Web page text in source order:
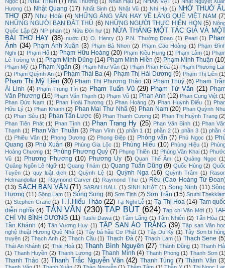
Ngọc (1) nhà Thương (1) Nhân Hậu (2) NHÂN VẬT (1) Nhật Nguyệt
Hương (1) Nhật Quang (17) Nhất Sinh (1) Nhật Vũ (1) Nhi Hạ (1) NHỚ THUỞ
THƠ (37) Như Hoài (4) NHỮNG ÁNG VĂN HAY VỀ LÀNG QUÊ VIỆT NAM
NHỮNG NGƯỜI BẠN ĐÂT THỦ (6) NHỮNG NGƯỜI THỰC HIỆN HQN (5)
Quốc Lập (2) NP phan (1) Nửa Đời hư (1) NỬA THÁNG MỘT TÁC GIẢ VÀ
BÀI THƠ HAY (38) nước (1) O. Henry (1) P.N. Thường Đoan (1) Pearl (1)
Ánh (34) Phạm Anh Xuân (3) Phạm Bá Nhơn (2) Phạm Cao Hoàng (1) Phạm
Nghi (1) Phạm Hổ (1) Phạm Hữu Hoàng (20) Phạm Kiều Hưng (1) Phạm Lâm (1)
Lê Tường Vi (1) Phạm Minh Dũng (14) Phạm Minh Hiền (9) Phạm Minh Thuận
Phạm Mỹ (1) Phạm Ngân (3) Phạm Như Vân (1) Phạm Phan Hòa (1) Phạm Phương
(1) Phạm Quỳnh An (1) Phạm Thái Ba (4) Phạm Thị Hải Dương (9) Phạm Thị Liên
Phạm Thị Mỹ Liên (30) Phạm Thị Phương Thảo (3) Phạm Thuý (6) Phạm
Ái Linh (4) Phạm Trung Tín (2) Phạm Tuấn Vũ (29) Phạm Tử Văn (21)
Văn Phương (16) Phạm Văn Thạnh (1) Phạm Vũ (1) Phan Anh (12) Phan Cung Việt
Phan Đức Nam (1) Phan Hoài Thương (1) Phan Hoàng (2) Phan Huỳnh Điểu (1)
Hữu Lý (1) Phan Khanh (2) Phan Mai Thư Nhã (6) Phan Nam (20) Phan Quỳnh
(1) Phan Sửu (1) Phan Tấn Lược (6) Phan Thanh Cương (2) Phan Thị Huỳnh Trang
Phan Tiên Phát (1) Phan Tình (1) Phan Trang Hy (25) Phan Văn Bình (1) Phan
Thạnh (1) Phan Văn Thuần (3) Phan Vĩnh (1) phần 1 (1) phần 2 (1) phần 3 (1) phần
(1) Phiêu Vân (1) Phong Dương (2) Phong Điệp (1) Phỏng vấn (7) Phú Ngọc (1)
Quang (3) Phú Xuân (8) Phùng Gia Lộc (1) Phùng Hiếu (10) Phùng Hiệu (1)
Hoàng Chương (1) Phùng Phương Quý (7) Phụng Thiên (1) Phùng Văn Khai (1)
Vũ (1) Phương Phương (10) Phương Uy (5) Quan Thế Âm (1) Quảng Ngọc
Quảng Ngôn Lê Ngữ (1) Quang Thám (1) Quang Tuấn Dũng (9) Quốc Hùng (2)
Tuyên (1) quy luật dịch (1) Quỳnh Lệ (1) Quỳnh Nga (16) Quỳnh Trâm (1)
Helmandollar (1) Raymond Carver (1) Raymond Thư (1) Rêu (Cao Hoàng Từ
(13) SÁCH BẠN VĂN (71) SARAH HALL (1) SINH NHẬT (1) Song Ninh (11)
Hương (11) Sông Lam (1) Sông Song (8) Sơn Tịnh (2) Sơn Trần (15) Sruthi
(1) Stephen Crane (1) T.T.Hiếu Thảo (22) Tạ Nghi Lễ (1) Tạ Thị Hoa (14) Tam
diễn nghĩa (4) TẢN VĂN (230) TẠP BÚT (624) Tạp chí Văn Mới (1)
CHÍ VN BÌNH DƯƠNG (11) Tashi Dawa (1) Tâm Lãng (1) Tâm Nhiên (2) Tấn Hòa
Tần Khánh (4) Tân Vương Huy (1) TẬP SAN ÁO TRẮNG (39) Tập san Văn
nghệ thuật Hương Quê Nhà (1) Tây bá hầu Cơ Phát (1) Tây Du Ký (1) Tây Sơn bi
truyện (2) Thạch Anh (2) Thạch Cầu (1) Thạch Đà (7) Thạch Lam (1) Thạch Sene
Thái An Khánh (2) Thái Hoà (1) Thanh Bình Nguyên (27) Thành Dũng (1) Thanh
(1) Thanh Huyền (2) Thanh Lương (2) Thanh Minh (4) Thanh Phong (1) Thanh Sơn
Thanh Thảo (3) Thanh Trắc Nguyễn Văn (42) Thanh Tùng (7) Thành Văn